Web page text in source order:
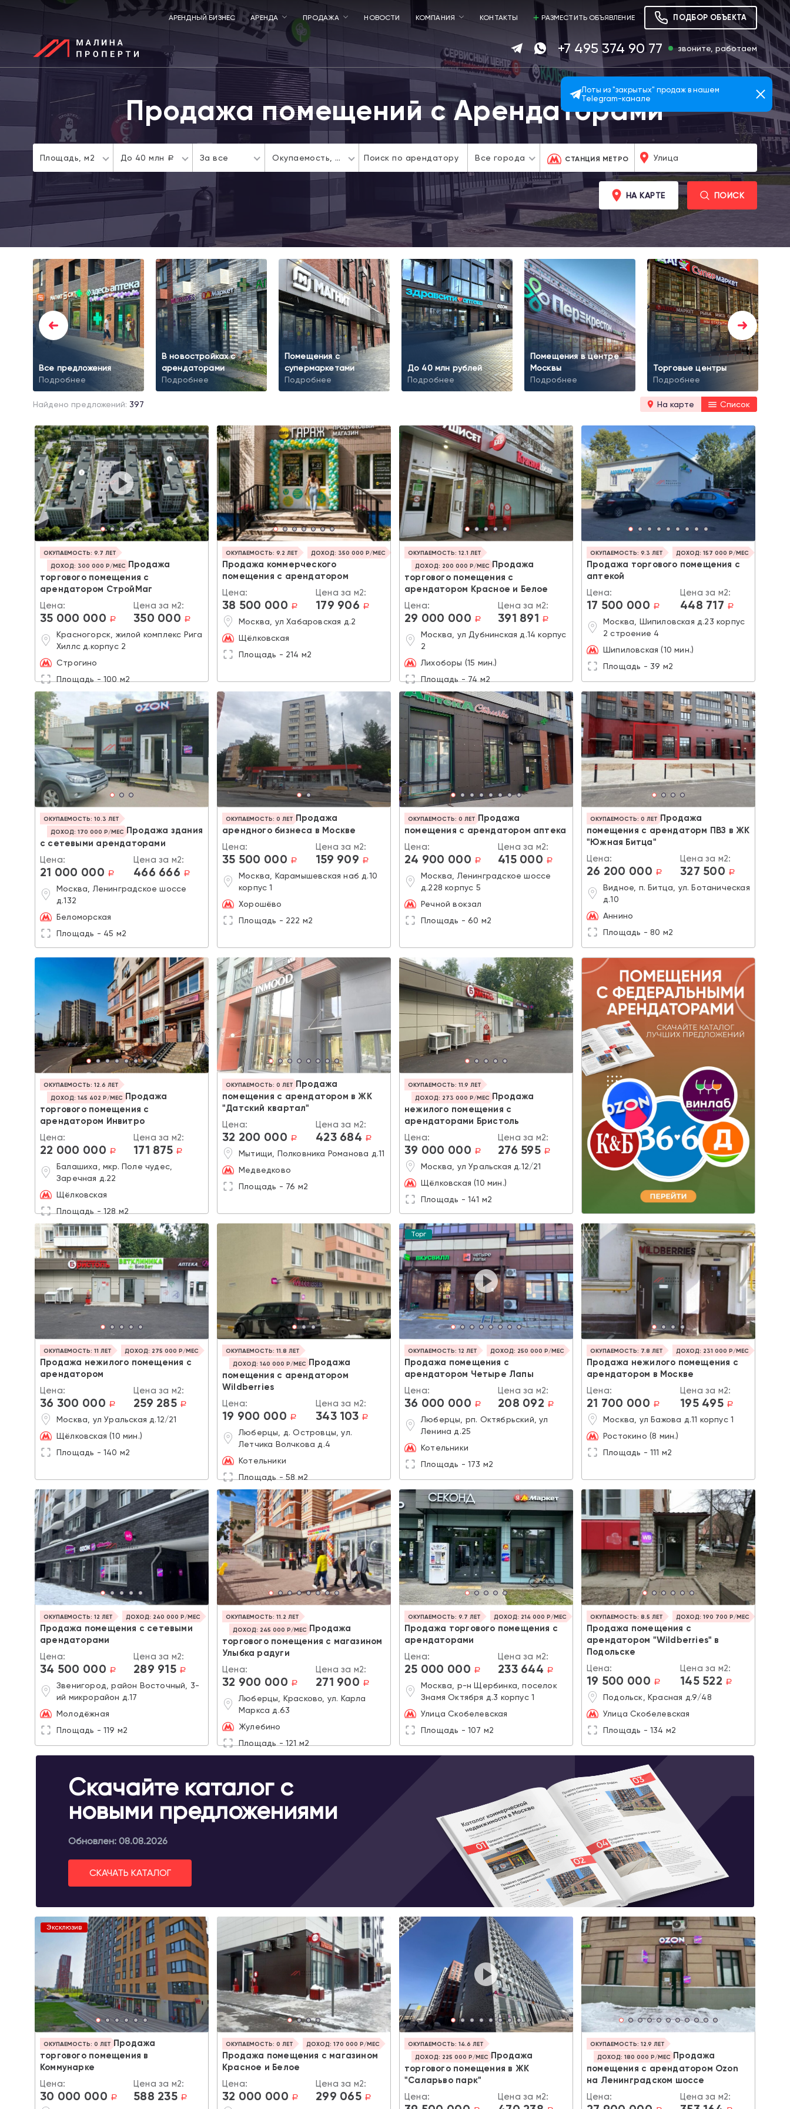
АРЕНДНЫЙ БИЗНЕС АРЕНДА ПРОДАЖА НОВОСТИ КОМПАНИЯ КОНТАКТЫ РАЗМЕСТИТЬ ОБЪЯВЛЕНИЕ ПОДБОР ОБЪЕКТА
+7 495 374 90 77 звоните, работаем
Продажа помещений с Арендаторами
Площадь, м2 До 40 млн a За все Окупаемость, Все города СТАНЦИЯ МЕТРО
НА КАРТЕ ПОИСК
Все предложения
Подробнее
В новостройках с
арендаторами
Подробнее
Помещения с
супермаркетами
Подробнее
До 40 млн рублей
Подробнее
Помещения в центре
Москвы
Подробнее
Торговые центры
Подробнее
Найдено предложений: 397 На карте Список
ОКУПАЕМОСТЬ: 9.7 ЛЕТ
ДОХОД: 300 000 Р/МЕС Продажа
торгового помещения с
арендатором СтройМаг
Цена:
35 000 000 a
Цена за м2:
350 000 a
Красногорск, жилой комплекс Рига
Хиллс д.корпус 2
Строгино
Площадь - 100 м2
ОКУПАЕМОСТЬ: 9.2 ЛЕТ ДОХОД: 350 000 Р/МЕС
Продажа коммерческого
помещения с арендатором
Цена:
38 500 000 a
Цена за м2:
179 906 a
Москва, ул Хабаровская д.2
Щёлковская
Площадь - 214 м2
ОКУПАЕМОСТЬ: 12.1 ЛЕТ
ДОХОД: 200 000 Р/МЕС Продажа
торгового помещения с
арендатором Красное и Белое
Цена:
29 000 000 a
Цена за м2:
391 891 a
Москва, ул Дубнинская д.14 корпус
2
Лихоборы (15 мин.)
Площадь - 74 м2
ОКУПАЕМОСТЬ: 9.3 ЛЕТ ДОХОД: 157 000 Р/МЕС
Продажа торгового помещения с
аптекой
Цена:
17 500 000 a
Цена за м2:
448 717 a
Москва, Шипиловская д.23 корпус
2 строение 4
Шипиловская (10 мин.)
Площадь - 39 м2
ОКУПАЕМОСТЬ: 10.3 ЛЕТ
ДОХОД: 170 000 Р/МЕС Продажа здания
с сетевыми арендаторами
Цена:
21 000 000 a
Цена за м2:
466 666 a
Москва, Ленинградское шоссе
д.132
Беломорская
Площадь - 45 м2
ОКУПАЕМОСТЬ: 0 ЛЕТ Продажа
арендного бизнеса в Москве
Цена:
35 500 000 a
Цена за м2:
159 909 a
Москва, Карамышевская наб д.10
корпус 1
Хорошёво
Площадь - 222 м2
ОКУПАЕМОСТЬ: 0 ЛЕТ Продажа
помещения с арендатором аптека
Цена:
24 900 000 a
Цена за м2:
415 000 a
Москва, Ленинградское шоссе
д.228 корпус 5
Речной вокзал
Площадь - 60 м2
ОКУПАЕМОСТЬ: 0 ЛЕТ Продажа
помещения с арендаторм ПВЗ в ЖК
"Южная Битца"
Цена:
26 200 000 a
Цена за м2:
327 500 a
Видное, п. Битца, ул. Ботаническая
д.10
Аннино
Площадь - 80 м2
ОКУПАЕМОСТЬ: 12.6 ЛЕТ
ДОХОД: 145 402 Р/МЕС Продажа
торгового помещения с
арендатором Инвитро
Цена:
22 000 000 a
Цена за м2:
171 875 a
Балашиха, мкр. Поле чудес,
Заречная д.22
Щёлковская
Площадь - 128 м2
ОКУПАЕМОСТЬ: 0 ЛЕТ Продажа
помещения с арендатором в ЖК
"Датский квартал"
Цена:
32 200 000 a
Цена за м2:
423 684 a
Мытищи, Полковника Романова д.11
Медведково
Площадь - 76 м2
ОКУПАЕМОСТЬ: 11.9 ЛЕТ
ДОХОД: 273 000 Р/МЕС Продажа
нежилого помещения с
арендаторами Бристоль
Цена:
39 000 000 a
Цена за м2:
276 595 a
Москва, ул Уральская д.12/21
Щёлковская (10 мин.)
Площадь - 141 м2
ОКУПАЕМОСТЬ: 11 ЛЕТ ДОХОД: 275 000 Р/МЕС
Продажа нежилого помещения с
арендатором
Цена:
36 300 000 a
Цена за м2:
259 285 a
Москва, ул Уральская д.12/21
Щёлковская (10 мин.)
Площадь - 140 м2
ОКУПАЕМОСТЬ: 11.8 ЛЕТ
ДОХОД: 140 000 Р/МЕС Продажа
помещения с арендатором
Wildberries
Цена:
19 900 000 a
Цена за м2:
343 103 a
Люберцы, д. Островцы, ул.
Летчика Волчкова д.4
Котельники
Площадь - 58 м2
Торг
ОКУПАЕМОСТЬ: 12 ЛЕТ ДОХОД: 250 000 Р/МЕС
Продажа помещения с
арендатором Четыре Лапы
Цена:
36 000 000 a
Цена за м2:
208 092 a
Люберцы, рп. Октябрьский, ул
Ленина д.25
Котельники
Площадь - 173 м2
ОКУПАЕМОСТЬ: 7.8 ЛЕТ ДОХОД: 231 000 Р/МЕС
Продажа нежилого помещения с
арендатором в Москве
Цена:
21 700 000 a
Цена за м2:
195 495 a
Москва, ул Бажова д.11 корпус 1
Ростокино (8 мин.)
Площадь - 111 м2
ОКУПАЕМОСТЬ: 12 ЛЕТ ДОХОД: 240 000 Р/МЕС
Продажа помещения с сетевыми
арендаторами
Цена:
34 500 000 a
Цена за м2:
289 915 a
Звенигород, район Восточный, 3-
ий микрорайон д.17
Молодёжная
Площадь - 119 м2
ОКУПАЕМОСТЬ: 11.2 ЛЕТ
ДОХОД: 245 000 Р/МЕС Продажа
торгового помещения с магазином
Улыбка радуги
Цена:
32 900 000 a
Цена за м2:
271 900 a
Люберцы, Красково, ул. Карла
Маркса д.63
Жулебино
Площадь - 121 м2
ОКУПАЕМОСТЬ: 9.7 ЛЕТ ДОХОД: 214 000 Р/МЕС
Продажа торгового помещения с
арендаторами
Цена:
25 000 000 a
Цена за м2:
233 644 a
Москва, р-н Щербинка, поселок
Знамя Октября д.3 корпус 1
Улица Скобелевская
Площадь - 107 м2
ОКУПАЕМОСТЬ: 8.5 ЛЕТ ДОХОД: 190 700 Р/МЕС
Продажа помещения с
арендатором "Wildberries" в
Подольске
Цена:
19 500 000 a
Цена за м2:
145 522 a
Подольск, Красная д.9/48
Улица Скобелевская
Площадь - 134 м2
Скачайте каталог с
новыми предложениями
Обновлен: 08.08.2026
СКАЧАТЬ КАТАЛОГ
Эксклюзив
ОКУПАЕМОСТЬ: 0 ЛЕТ Продажа
торгового помещения в
Коммунарке
Цена:
30 000 000 a
Цена за м2:
588 235 a
ОКУПАЕМОСТЬ: 0 ЛЕТ ДОХОД: 170 000 Р/МЕС
Продажа помещения с магазином
Красное и Белое
Цена:
32 000 000 a
Цена за м2:
299 065 a
ОКУПАЕМОСТЬ: 14.6 ЛЕТ
ДОХОД: 225 000 Р/МЕС Продажа
торгового помещения в ЖК
"Саларьво парк"
Цена:
Цена за м2:
ОКУПАЕМОСТЬ: 12.9 ЛЕТ
ДОХОД: 180 000 Р/МЕС Продажа
помещения с арендатором Ozon
на Ленинградском шоссе
Цена:
Цена за м2:
Лоты из "закрытых" продаж в нашем
Telegram-канале